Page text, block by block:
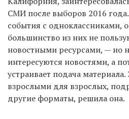
СМИ после выборов 2016
события с одноклассниками,
большинство из них не
новостными ресурсами, — но
интересуются новостями, а
устраивает подача
взрослыми для взрослых,
другие форматы, решила она.